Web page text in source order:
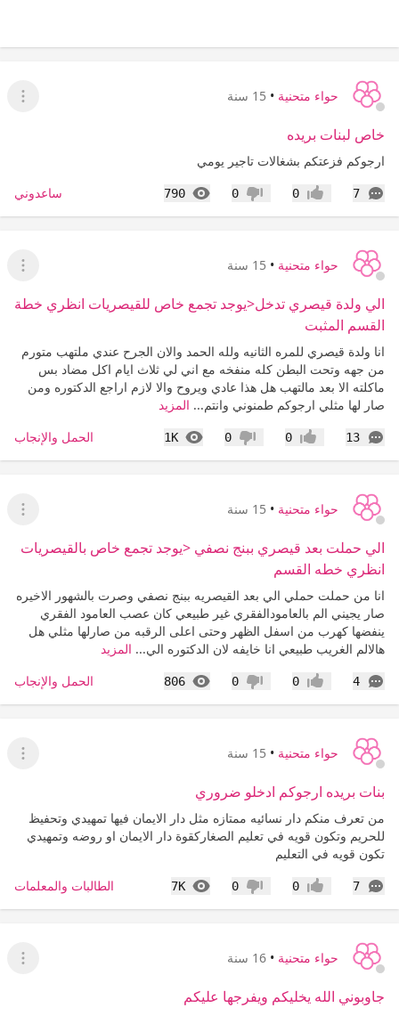
حواء متحنية • 15 سنة
عرض
خاص لبنات بريده
ارجوكم فزعتكم بشغالات تاجير يومي
7
التعليقات إعجاب0 عدم إعجاب
0
790
المشاهدات ساعدوني
حواء متحنية • 15 سنة
عرض
الي ولدة قيصري تدخل<يوجد تجمع خاص للقيصريات انظري خطة
القسم المثبت
انا ولدة قيصري للمره الثانيه ولله الحمد والان الجرح عندي ملتهب متورم
من جهه وتحت البطن كله منفخه مع اني لي ثلاث ايام اكل مضاد بس
ماكلته الا بعد مالتهب هل هذا عادي ويروح والا لازم اراجع الدكتوره ومن
صار لها مثلي ارجوكم طمنوني وانتم... المزيد
13
التعليقات إعجاب0 عدم إعجاب
0
1K
المشاهدات الحمل والإنجاب
حواء متحنية • 15 سنة
عرض
الي حملت بعد قيصري ببنج نصفي <يوجد تجمع خاص بالقيصريات
انظري خطه القسم
انا من حملت حملي الي بعد القيصريه ببنج نصفي وصرت بالشهور الاخيره
صار يجيني الم بالعامودالفقري غير طبيعي كان عصب العامود الفقري
ينفضها كهرب من اسفل الظهر وحتى اعلى الرقبه من صارلها مثلي هل
هالالم الغريب طبيعي انا خايفه لان الدكتوره الي... المزيد
4
التعليقات إعجاب0 عدم إعجاب
0
806
المشاهدات الحمل والإنجاب
حواء متحنية • 15 سنة
عرض
بنات بريده ارجوكم ادخلو ضروري
من تعرف منكم دار نسائيه ممتازه مثل دار الايمان فيها تمهيدي وتحفيظ
للحريم وتكون قويه في تعليم الصغاركقوة دار الايمان او روضه وتمهيدي
تكون قويه في التعليم
7
التعليقات إعجاب0 عدم إعجاب
0
7K
المشاهدات الطالبات والمعلمات
حواء متحنية • 16 سنة
عرض
جاوبوني الله يخليكم ويفرجها عليكم